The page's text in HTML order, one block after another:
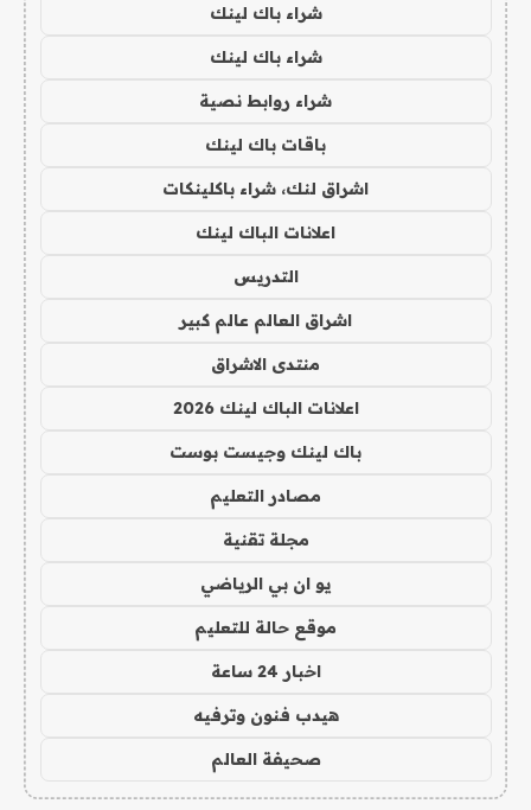
شراء باك لينك
شراء باك لينك
شراء روابط نصية
باقات باك لينك
اشراق لنك، شراء باكلينكات
اعلانات الباك لينك
التدريس
اشراق العالم عالم كبير
منتدى الاشراق
اعلانات الباك لينك 2026
باك لينك وجيست بوست
مصادر التعليم
مجلة تقنية
يو ان بي الرياضي
موقع حالة للتعليم
اخبار 24 ساعة
هيدب فنون وترفيه
صحيفة العالم